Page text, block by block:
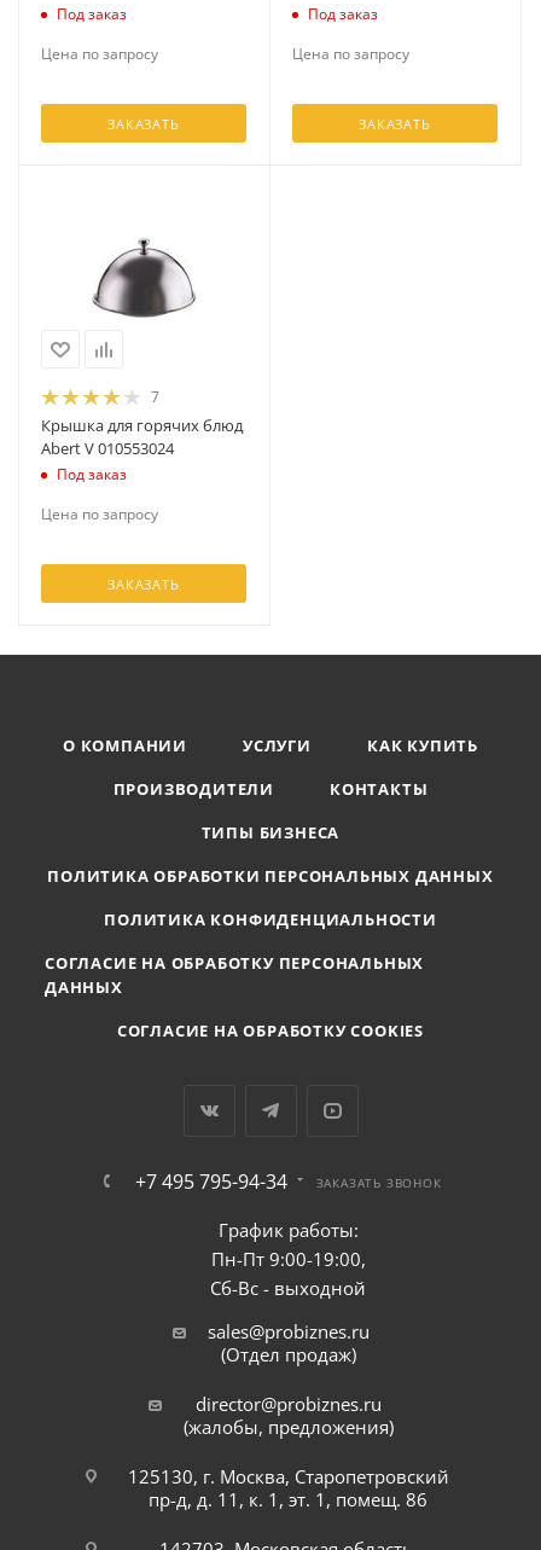
Под заказ
Цена по запросу
ЗАКАЗАТЬ
Под заказ
Цена по запросу
ЗАКАЗАТЬ
7
Крышка для горячих блюд
Abert V 010553024
Под заказ
Цена по запросу
ЗАКАЗАТЬ
О КОМПАНИИ УСЛУГИ
КАК КУПИТЬ
ПРОИЗВОДИТЕЛИ
КОНТАКТЫ
ТИПЫ БИЗНЕСА
ПОЛИТИКА ОБРАБОТКИ ПЕРСОНАЛЬНЫХ ДАННЫХ
ПОЛИТИКА КОНФИДЕНЦИАЛЬНОСТИ
СОГЛАСИЕ НА ОБРАБОТКУ ПЕРСОНАЛЬНЫХ
ДАННЫХ
СОГЛАСИЕ НА ОБРАБОТКУ COOKIES
+7 495 795-94-34 ЗАКАЗАТЬ ЗВОНОК
График работы:
Пн-Пт 9:00-19:00,
Сб-Вс - выходной
sales@probiznes.ru
(Отдел продаж)
director@probiznes.ru
(жалобы, предложения)
125130, г. Москва, Старопетровский
пр-д, д. 11, к. 1, эт. 1, помещ. 86